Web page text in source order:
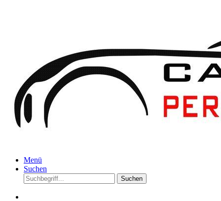
Menü
Suchen
Suchen